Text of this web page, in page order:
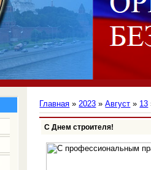
Главная »2023 » Август » 13
С Днем строителя!